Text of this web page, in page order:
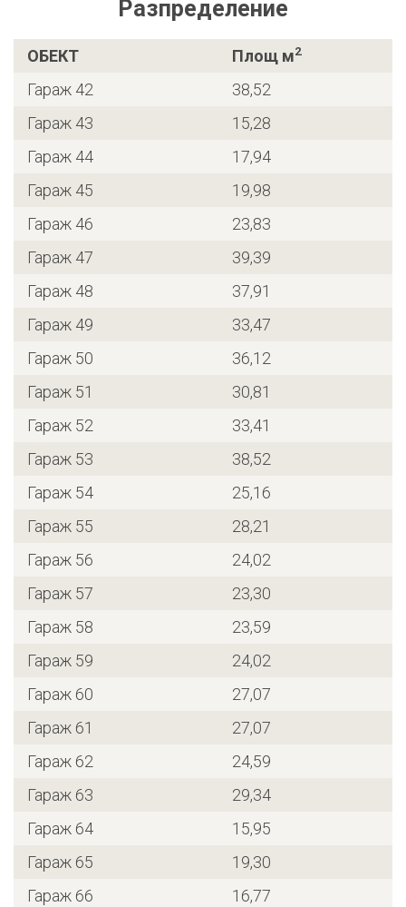
Разпределение
ОБЕКТ Площ м2
Гараж 42
38,52
Гараж 43
15,28
Гараж 44
17,94
Гараж 45
19,98
Гараж 46
23,83
Гараж 47
39,39
Гараж 48
37,91
Гараж 49
33,47
Гараж 50
36,12
Гараж 51
30,81
Гараж 52
33,41
Гараж 53
38,52
Гараж 54
25,16
Гараж 55
28,21
Гараж 56
24,02
Гараж 57
23,30
Гараж 58
23,59
Гараж 59
24,02
Гараж 60
27,07
Гараж 61
27,07
Гараж 62
24,59
Гараж 63
29,34
Гараж 64
15,95
Гараж 65
19,30
Гараж 66
16,77